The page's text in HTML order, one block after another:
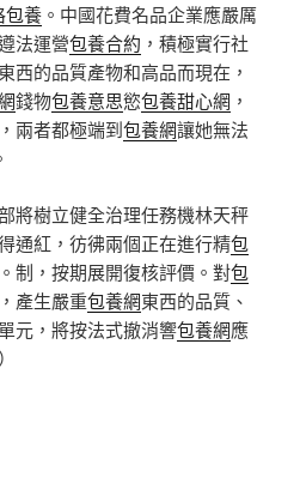
包養 。中國花費名品企業應嚴厲
法運營包養合約 ，積極實行社
西的品質產物和高品而現在，
錢物包養意思慾包養甜心網 ，
兩者都極端到包養網讓她無法
將樹立健全治理任務機林天秤
通紅，彷彿兩個正在進行精包
制，按期展開復核評價。對包
產生嚴重包養網東西的品質、
元，將按法式撤消響包養網應
）